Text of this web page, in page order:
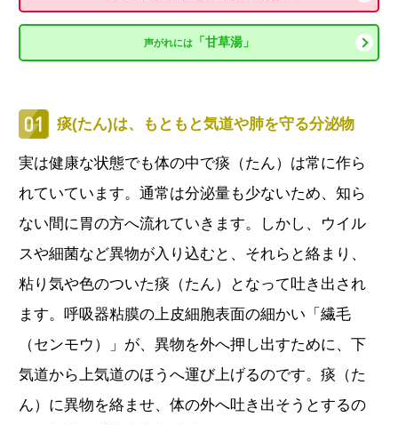
声がれには「甘草湯」
痰(たん)は、もともと気道や肺を守る分泌物
実は健康な状態でも体の中で痰（たん）は常に作ら
れていています。通常は分泌量も少ないため、知ら
ない間に胃の方へ流れていきます。しかし、ウイル
スや細菌など異物が入り込むと、それらと絡まり、
粘り気や色のついた痰（たん）となって吐き出され
ます。呼吸器粘膜の上皮細胞表面の細かい「繊毛
（センモウ）」が、異物を外へ押し出すために、下
気道から上気道のほうへ運び上げるのです。痰（た
ん）に異物を絡ませ、体の外へ吐き出そうとするの